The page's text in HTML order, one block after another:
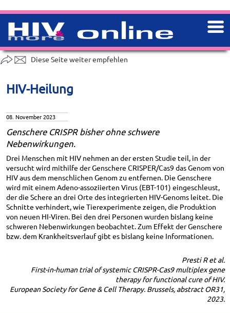
HIV-Heilung
08. November 2023
Genschere CRISPR bisher ohne schwere
Nebenwirkungen.
Drei Menschen mit HIV nehmen an der ersten Studie teil, in der
versucht wird mithilfe der Genschere CRISPER/Cas9 das Genom von
HIV aus dem menschlichen Genom zu entfernen. Die Genschere
wird mit einem Adeno-assoziierten Virus (EBT-101) eingeschleust,
der die Schere an drei Orte des integrierten HIV-Genoms leitet. Die
Schnitte verhindert, wie Tierexperimente zeigen, die Produktion
von neuen HI-Viren. Bei den drei Personen wurden bislang keine
schweren Nebenwirkungen beobachtet. Zum Effekt der Genschere
bzw. dem Krankheitsverlauf gibt es bislang keine Informationen.
Presti R et al.
First-in-human trial of systemic CRISPR-Cas9 multiplex gene
therapy for functional cure of HIV.
European Society for Gene & Cell Therapy. Brussels, abstract OR31,
2023.
Diese Seite weiter empfehlen